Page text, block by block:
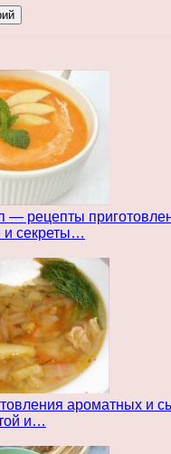
— рецепты
и секреты…
ароматных и
и…